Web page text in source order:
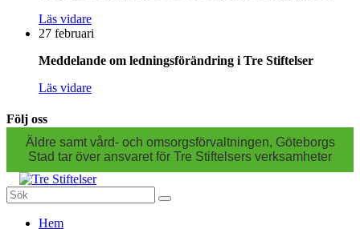
Läs vidare
27 februari
Meddelande om ledningsförändring i Tre Stiftelser
Läs vidare
Följ oss
Äldre samt vård- och omsorgsförvaltningen, Göteborgs
Stad tar över ansvaret för Tre Stiftelsers verksamheter
Sök
efter:
Hem